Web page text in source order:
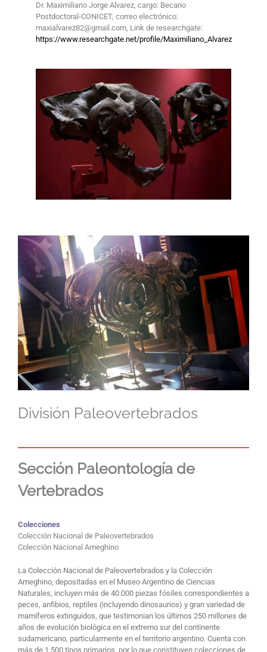
Dr. Maximiliano Jorge Alvarez, cargo: Becario
Postdoctoral-CONICET, correo electrónico:
maxialvarez82@gmail.com, Link de researchgate:
https://www.researchgate.net/profile/Maximiliano_Alvarez
División Paleovertebrados
Sección Paleontología de
Vertebrados
Colecciones
Colección Nacional de Paleovertebrados
Colección Nacional Ameghino
La Colección Nacional de Paleovertebrados y la Colección
Ameghino, depositadas en el Museo Argentino de Ciencias
Naturales, incluyen más de 40.000 piezas fósiles correspondientes a
peces, anfibios, reptiles (incluyendo dinosaurios) y gran variedad de
mamíferos extinguidos, que testimonian los últimos 250 millones de
años de evolución biológica en el extremo sur del continente
sudamericano, particularmente en el territorio argentino. Cuenta con
más de 1.500 tipos primarios, por lo que constituyen colecciones de